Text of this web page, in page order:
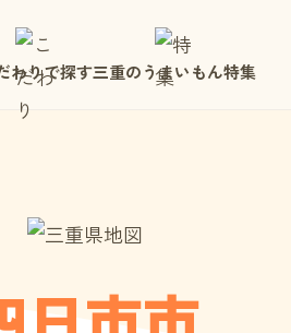
わりで探す三重のうまいもん特集